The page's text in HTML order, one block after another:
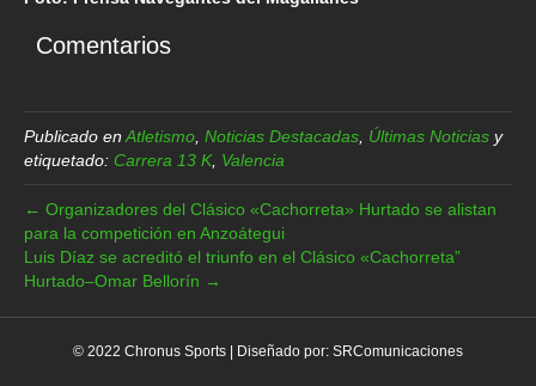
Comentarios
Publicado en Atletismo Noticias Destacadas Últimas Noticias y
etiquetado: Carrera 13 K, Valencia
← Organizadores del Clásico «Cachorreta» Hurtado se alistan
para la competición en Anzoátegui
Luis Díaz se acreditó el triunfo en el Clásico «Cachorreta”
Hurtado–Omar Bellorín →
© 2022 Chronus Sports | Diseñado por: SRComunicaciones